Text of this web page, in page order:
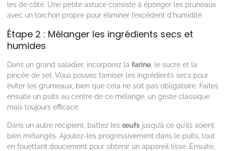
les de côté. Une petite astuce consiste à éponger les pruneaux
avec un torchon propre pour éliminer l’excédent d’humidité.
Étape 2 : Mélanger les ingrédients secs et
humides
Dans un grand saladier, incorporez la farine , le sucre et la
pincée de sel. Vous pouvez tamiser les ingrédients secs pour
éviter les grumeaux, bien que cela ne soit pas obligatoire. Faites
ensuite un puits au centre de ce mélange, un geste classique
mais toujours efficace.
Dans un autre récipient, battez les œufs jusqu’à ce qu’ils soient
bien mélangés. Ajoutez-les progressivement dans le puits, tout
en fouettant doucement pour obtenir un appareil lisse. Ensuite,